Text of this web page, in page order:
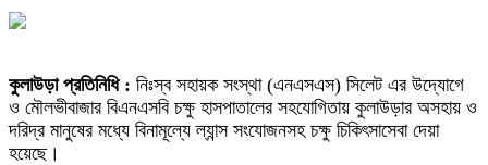
কুলাউড়া প্রতিনিধি : নিঃস্ব সহায়ক সংস্থা (এনএসএস) সিলেট এর উদ্যোগে
ও মৌলভীবাজার বিএনএসবি চক্ষু হাসপাতালের সহযোগিতায় কুলাউড়ার অসহায় ও
দরিদ্র মানুষের মধ্যে বিনামূল্যে ল্যান্স সংযোজনসহ চক্ষু চিকিৎসাসেবা দেয়া
হয়েছে।